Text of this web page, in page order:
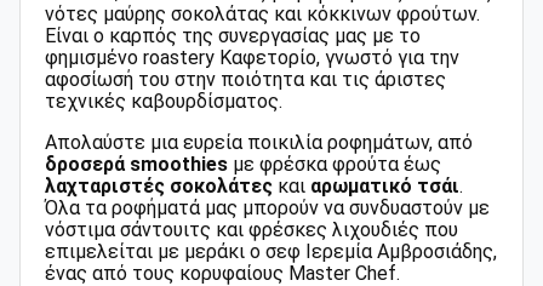
νότες μαύρης σοκολάτας και κόκκινων φρούτων.
Είναι ο καρπός της συνεργασίας μας με το
φημισμένο roastery Καφετορίο, γνωστό για την
αφοσίωσή του στην ποιότητα και τις άριστες
τεχνικές καβουρδίσματος.
Απολαύστε μια ευρεία ποικιλία ροφημάτων, από
δροσερά smoothies με φρέσκα φρούτα έως
λαχταριστές σοκολάτες και αρωματικό τσάι.
Όλα τα ροφήματά μας μπορούν να συνδυαστούν με
νόστιμα σάντουιτς και φρέσκες λιχουδιές που
επιμελείται με μεράκι ο σεφ Ιερεμία Αμβροσιάδης,
ένας από τους κορυφαίους Master Chef.